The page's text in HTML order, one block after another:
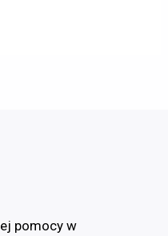
pomocy w